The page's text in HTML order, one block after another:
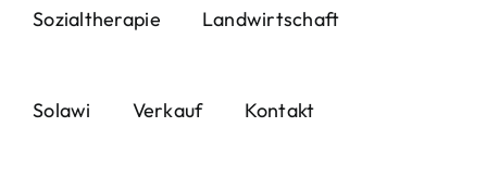
Sozialtherapie Landwirtschaft
Solawi Verkauf Kontakt